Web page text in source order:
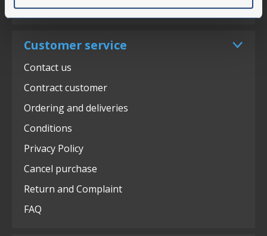
Events
Customer service
Contact us
Contract customer
Ordering and deliveries
Conditions
Privacy Policy
Cancel purchase
Return and Complaint
FAQ